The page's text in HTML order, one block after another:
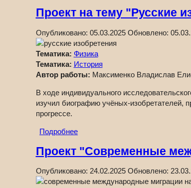
Проект на тему "Русские
Опубликовано: 05.03.2025 Обновлено:
Тематика: Физика
Тематика: История
Автор работы: Максименко Владислав
В ходе индивидуального
изучил биографию учёных-изобретателей,
прогрессе.
Подробнее
Проект "Современные
Опубликовано: 24.02.2025 Обновлено: